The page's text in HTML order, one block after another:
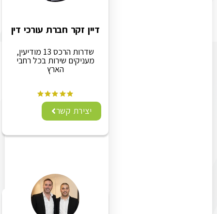
דיין זקר חברת עורכי דין
שדרות הרכס 13 מודיעין,
מעניקים שירות בכל רחבי
הארץ
יצירת קשר